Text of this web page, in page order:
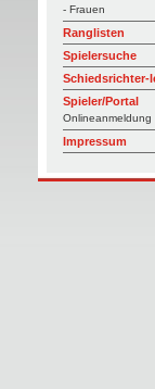
- Frauen
Ranglisten
Spielersuche
Schiedsrichter-
Spieler/Portal
Onlineanmeldung
Impressum